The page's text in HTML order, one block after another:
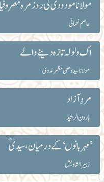
مولانا مو دودیؒ کی روزمرہ
عاصم نعمانی
اک ولولہ تازہ دینے والے
مولانا سید وصی مظہر ندوی
مردِ آزاد
ہارون الرشید
’مہربانوں ‘کے درمیان، سیدیؒ
زہیر الشاویش